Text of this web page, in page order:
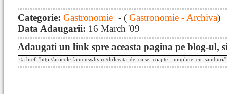
Categorie: Gastronomie - ( Gastronomie - Archiva)
Data Adaugarii: 16 March '09
Adaugati un link spre aceasta pagina pe blog-ul,